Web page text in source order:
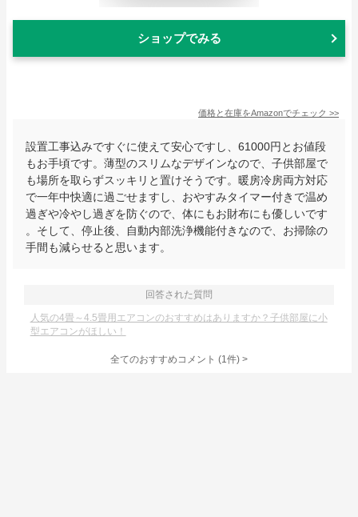
ショップでみる
価格と在庫をAmazonでチェック >>
設置工事込みですぐに使えて安心ですし、61000円とお値段
もお手頃です。薄型のスリムなデザインなので、子供部屋で
も場所を取らずスッキリと置けそうです。暖房冷房両方対応
で一年中快適に過ごせますし、おやすみタイマー付きで温め
過ぎや冷やし過ぎを防ぐので、体にもお財布にも優しいです
。そして、停止後、自動内部洗浄機能付きなので、お掃除の
手間も減らせると思います。
回答された質問
人気の4畳～4.5畳用エアコンのおすすめはありますか？子供部屋に小
型エアコンがほしい！
全てのおすすめコメント (1件) >